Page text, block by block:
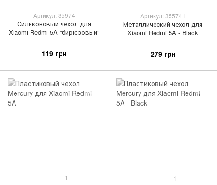
Артикул: 35974
Силиконовый чехол для
Xiaomi Redmi 5A "бирюзовый"
119 грн
Артикул: 355741
Металлический чехол для
Xiaomi Redmi 5A - Black
279 грн
1
1